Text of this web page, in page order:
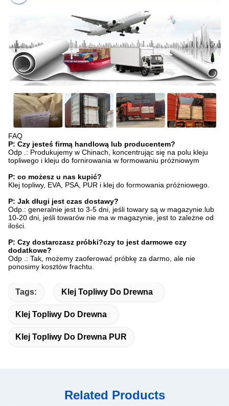
FAQ
P: Czy jesteś firmą handlową lub producentem?
Odp .: Produkujemy w Chinach, koncentrując się na polu kleju
topliwego i kleju do fornirowania w formowaniu próżniowym
P: co możesz u nas kupić?
Klej topliwy, EVA, PSA, PUR i klej do formowania próżniowego.
P: Jak długi jest czas dostawy?
Odp.: generalnie jest to 3-5 dni, jeśli towary są w magazynie.lub
10-20 dni, jeśli towarów nie ma w magazynie, jest to zależne od
ilości.
P: Czy dostarczasz próbki?czy to jest darmowe czy
dodatkowe?
Odp .: Tak, możemy zaoferować próbkę za darmo, ale nie
ponosimy kosztów frachtu.
Tags: Klej Topliwy Do Drewna
Klej Topliwy Do Drewna
Klej Topliwy Do Drewna PUR
Related Products